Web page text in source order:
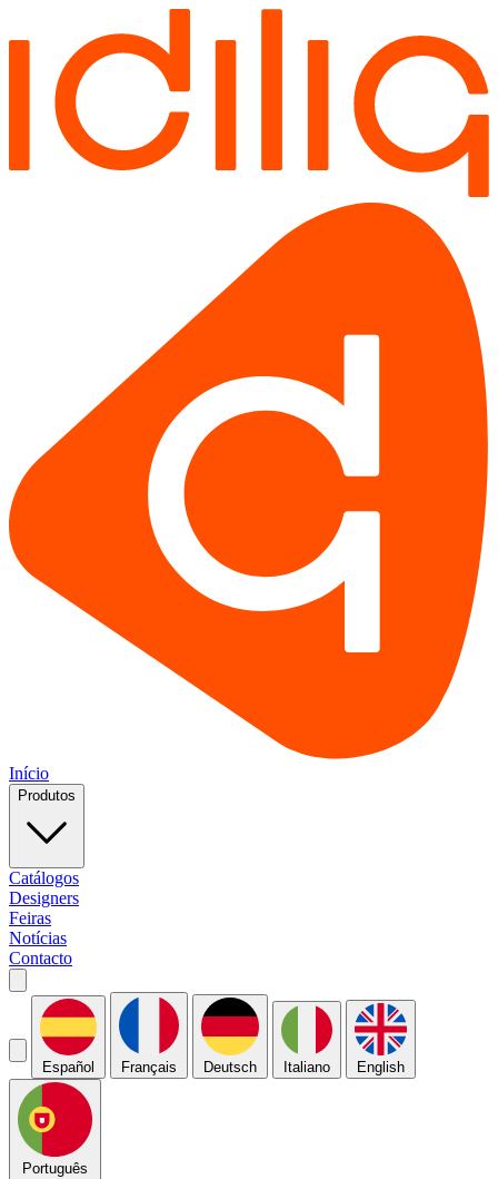
Início
Produtos
Catálogos
Designers
Feiras
Notícias
Contacto
Español Français Deutsch Italiano English
Português